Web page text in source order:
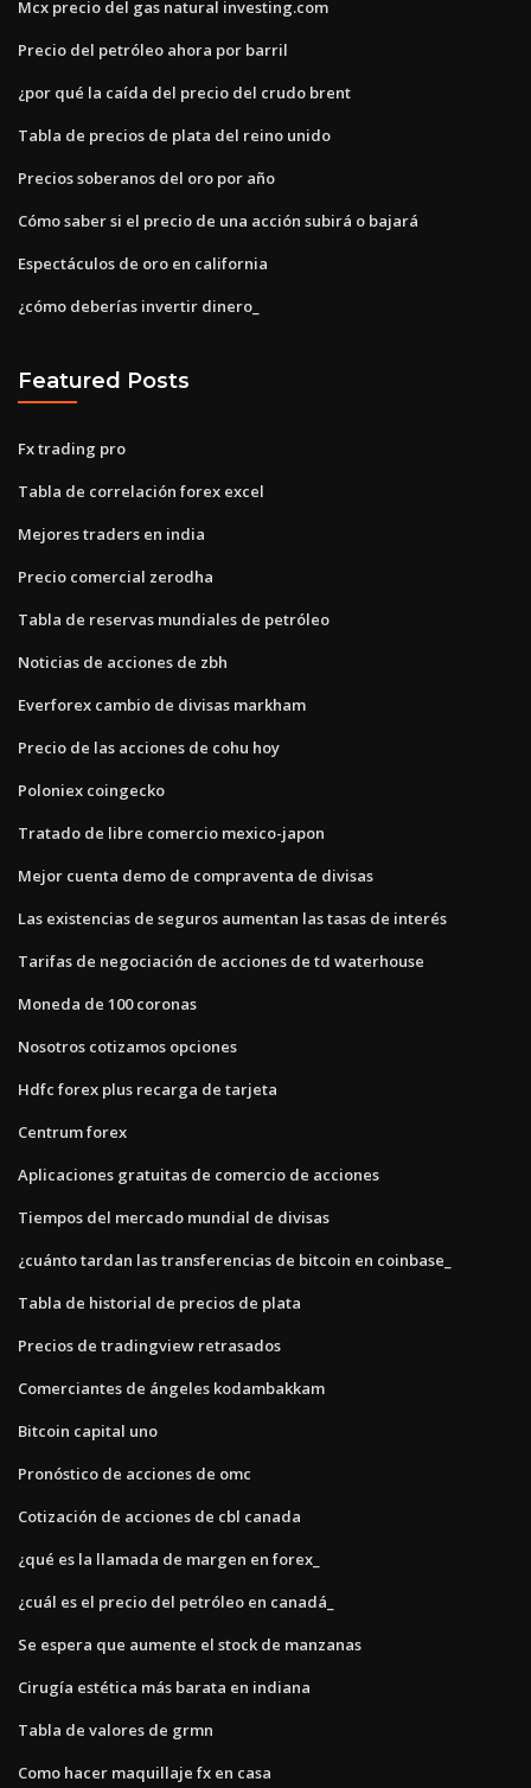
Mcx precio del gas natural investing.com
Precio del petróleo ahora por barril
¿por qué la caída del precio del crudo brent
Tabla de precios de plata del reino unido
Precios soberanos del oro por año
Cómo saber si el precio de una acción subirá o bajará
Espectáculos de oro en california
¿cómo deberías invertir dinero_
Featured Posts
Fx trading pro
Tabla de correlación forex excel
Mejores traders en india
Precio comercial zerodha
Tabla de reservas mundiales de petróleo
Noticias de acciones de zbh
Everforex cambio de divisas markham
Precio de las acciones de cohu hoy
Poloniex coingecko
Tratado de libre comercio mexico-japon
Mejor cuenta demo de compraventa de divisas
Las existencias de seguros aumentan las tasas de interés
Tarifas de negociación de acciones de td waterhouse
Moneda de 100 coronas
Nosotros cotizamos opciones
Hdfc forex plus recarga de tarjeta
Centrum forex
Aplicaciones gratuitas de comercio de acciones
Tiempos del mercado mundial de divisas
¿cuánto tardan las transferencias de bitcoin en coinbase_
Tabla de historial de precios de plata
Precios de tradingview retrasados
Comerciantes de ángeles kodambakkam
Bitcoin capital uno
Pronóstico de acciones de omc
Cotización de acciones de cbl canada
¿qué es la llamada de margen en forex_
¿cuál es el precio del petróleo en canadá_
Se espera que aumente el stock de manzanas
Cirugía estética más barata en indiana
Tabla de valores de grmn
Como hacer maquillaje fx en casa